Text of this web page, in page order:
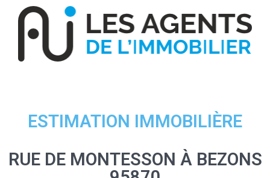
ESTIMATION IMMOBILIÈRE
RUE DE MONTESSON À BEZONS